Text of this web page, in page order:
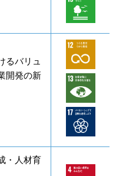
るバリュ
開発の新
・人材育